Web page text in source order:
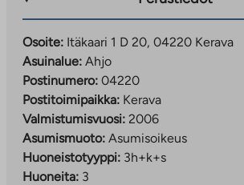
Osoite: Itäkaari 1 D 20, 04220 Kerava
Asuinalue: Ahjo
Postinumero: 04220
Postitoimipaikka: Kerava
Valmistumisvuosi: 2006
Asumismuoto: Asumisoikeus
Huoneistotyyppi: 3h+k+s
Huoneita: 3